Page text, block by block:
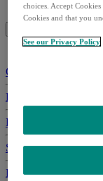
Cos’è
Diffusione
Fattori di rischio
Sintomi
Diagnosi
choices. Accept
Cookies and that you
See our Privacy Policy